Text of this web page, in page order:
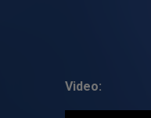
Video: